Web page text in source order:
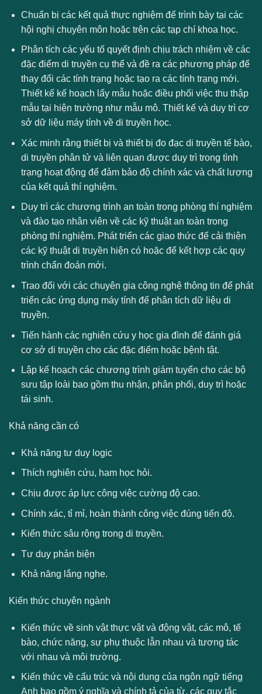
Chuẩn bị các kết quả thực nghiệm để trình bày tại các
hội nghị chuyên môn hoặc trên các tạp chí khoa học.
Phân tích các yếu tố quyết định chịu trách nhiệm về các
đặc điểm di truyền cụ thể và đề ra các phương pháp để
thay đổi các tính trạng hoặc tạo ra các tính trạng mới.
Thiết kế kế hoạch lấy mẫu hoặc điều phối việc thu thập
mẫu tại hiện trường như mẫu mô. Thiết kế và duy trì cơ
sở dữ liệu máy tính về di truyền học.
Xác minh rằng thiết bị và thiết bị đo đạc di truyền tế bào,
di truyền phân tử và liên quan được duy trì trong tình
trạng hoạt động để đảm bảo độ chính xác và chất lượng
của kết quả thí nghiệm.
Duy trì các chương trình an toàn trong phòng thí nghiệm
và đào tạo nhân viên về các kỹ thuật an toàn trong
phòng thí nghiệm. Phát triển các giao thức để cải thiện
các kỹ thuật di truyền hiện có hoặc để kết hợp các quy
trình chẩn đoán mới.
Trao đổi với các chuyên gia công nghệ thông tin để phát
triển các ứng dụng máy tính để phân tích dữ liệu di
truyền.
Tiến hành các nghiên cứu y học gia đình để đánh giá
cơ sở di truyền cho các đặc điểm hoặc bệnh tật.
Lập kế hoạch các chương trình giám tuyển cho các bộ
sưu tập loài bao gồm thu nhận, phân phối, duy trì hoặc
tái sinh.
Khả năng cần có
Khả năng tư duy logic
Thích nghiên cứu, ham học hỏi.
Chịu được áp lực công việc cường độ cao.
Chính xác, tỉ mỉ, hoàn thành công việc đúng tiến độ.
Kiến thức sâu rộng trong di truyền.
Tư duy phản biện
Khả năng lắng nghe.
Kiến thức chuyên ngành
Kiến thức về sinh vật thực vật và động vật, các mô, tế
bào, chức năng, sự phụ thuộc lẫn nhau và tương tác
với nhau và môi trường.
Kiến thức về cấu trúc và nội dung của ngôn ngữ tiếng
Anh bao gồm ý nghĩa và chính tả của từ, các quy tắc